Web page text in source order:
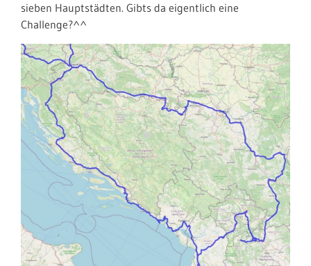
sieben Hauptstädten. Gibts da eigentlich eine
Challenge?^^